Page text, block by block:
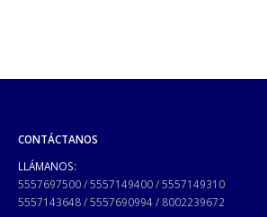
CONTÁCTANOS
LLÁMANOS:
5557697500/5557149400/5557149310
5557143648/5557690994/ 8002239672